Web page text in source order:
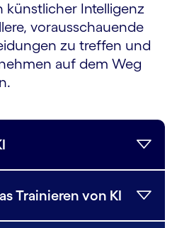
künstlicher Intelligenz
vorausschauende
zu treffen und
auf dem Weg
Trainieren von KI